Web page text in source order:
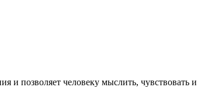
и позволяет человеку мыслить, чувствовать и